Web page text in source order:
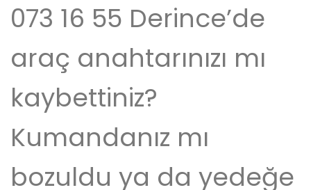
073 16 55 Derince’de
araç anahtarınızı mı
kaybettiniz?
Kumandanız mı
bozuldu ya da yedeğe